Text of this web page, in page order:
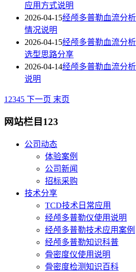
应用方式说明
2026-04-15经颅多普勒血流分
情况说明
2026-04-15经颅多普勒血流分
选型思路分享
2026-04-14经颅多普勒血流分
说明
1 2345 下一页 末页
网站栏目123
公司动态
体验案例
公司新闻
招标采购
技术分享
TCD技术日常应用
经颅多普勒仪使用说明
经颅多普勒技术应用案例
经颅多普勒知识科普
骨密度仪使用说明
骨密度检测知识百科